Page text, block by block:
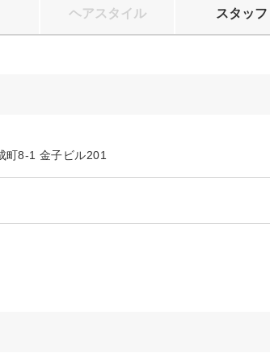
ヘアスタイル スタッフ
町8-1 金子ビル201